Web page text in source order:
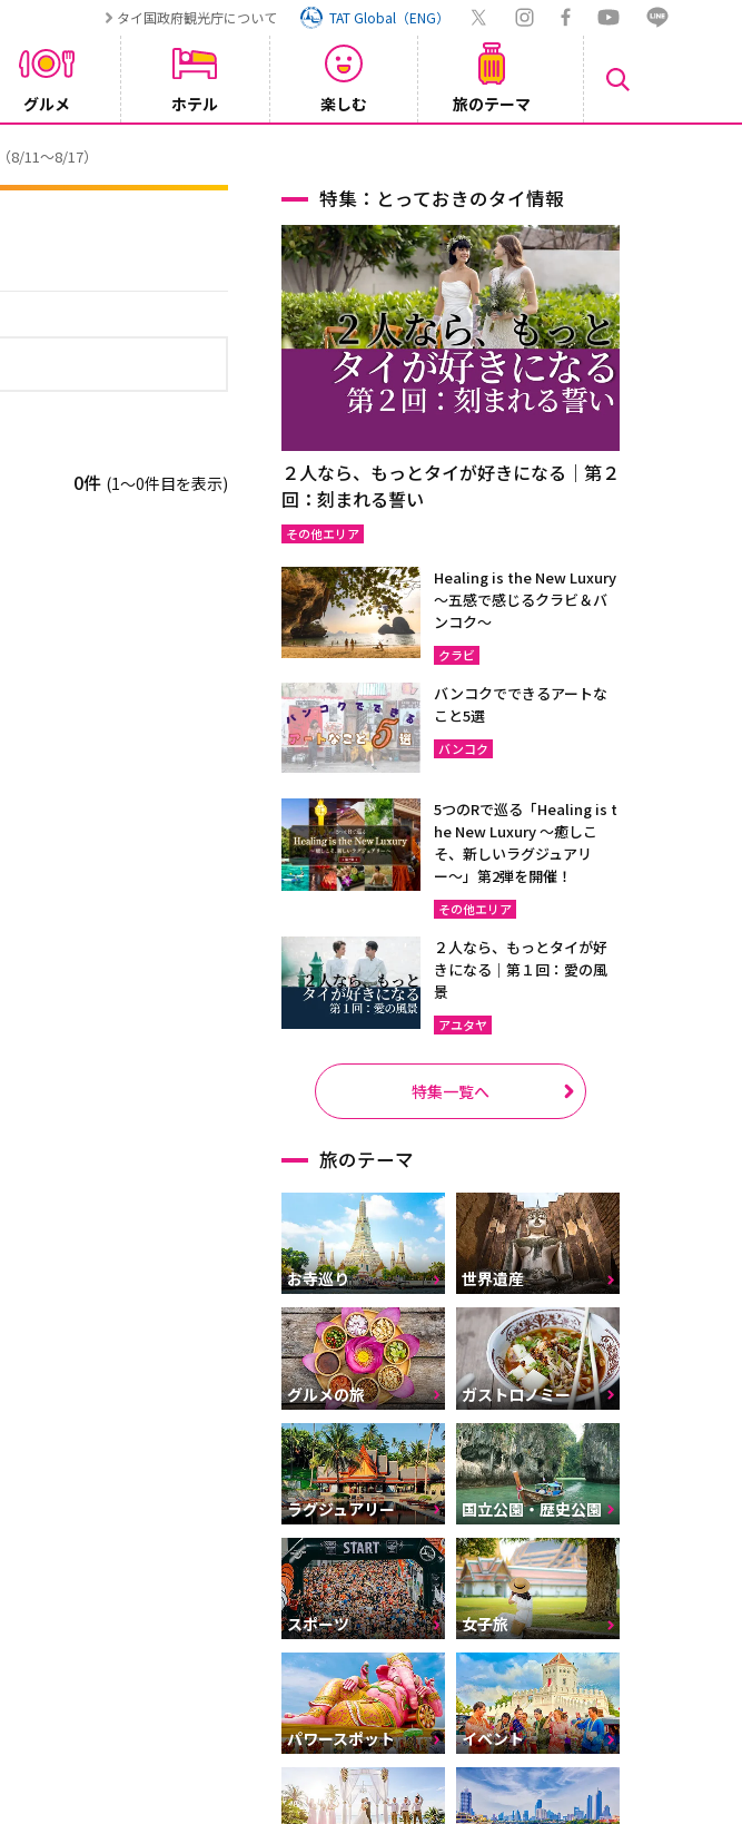
タイ国政府観光庁について TAT Global（ENG）
グルメ ホテル 楽しむ 旅のテーマ
0件 (1〜0件目を表示)
特集：とっておきのタイ情報
２人なら、もっとタイが好きになる｜第２
回：刻まれる誓い
その他エリア
Healing is the New Luxury
～五感で感じるクラビ＆バ
ンコク～
クラビ
バンコクでできるアートな
こと5選
バンコク
5つのRで巡る「Healing is t
he New Luxury ～癒しこ
そ、新しいラグジュアリ
ー〜」第2弾を開催！
その他エリア
２人なら、もっとタイが好
きになる｜第１回：愛の風
景
アユタヤ
特集一覧へ
旅のテーマ
お寺巡り 世界遺産
グルメの旅 ガストロノミー
ラグジュアリー 国立公園・歴史公園
スポーツ 女子旅
パワースポット イベント